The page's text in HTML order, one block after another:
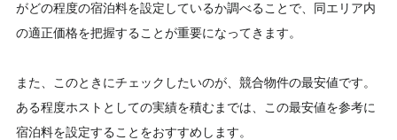
がどの程度の宿泊料を設定しているか調べることで、同エリア内
の適正価格を把握することが重要になってきます。
また、このときにチェックしたいのが、競合物件の最安値です。
ある程度ホストとしての実績を積むまでは、この最安値を参考に
宿泊料を設定することをおすすめします。